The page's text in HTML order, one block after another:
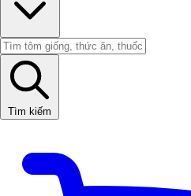
Tìm kiếm